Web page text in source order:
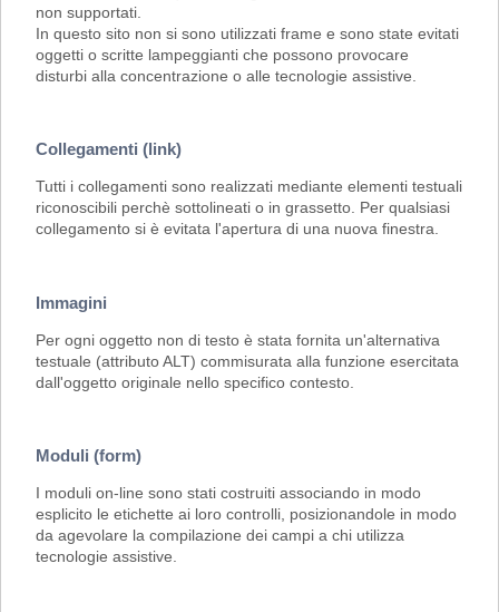
non supportati.
In questo sito non si sono utilizzati frame e sono state evitati
oggetti o scritte lampeggianti che possono provocare
disturbi alla concentrazione o alle tecnologie assistive.
Collegamenti (link)
Tutti i collegamenti sono realizzati mediante elementi testuali
riconoscibili perchè sottolineati o in grassetto. Per qualsiasi
collegamento si è evitata l'apertura di una nuova finestra.
Immagini
Per ogni oggetto non di testo è stata fornita un'alternativa
testuale (attributo ALT) commisurata alla funzione esercitata
dall'oggetto originale nello specifico contesto.
Moduli (form)
I moduli on-line sono stati costruiti associando in modo
esplicito le etichette ai loro controlli, posizionandole in modo
da agevolare la compilazione dei campi a chi utilizza
tecnologie assistive.